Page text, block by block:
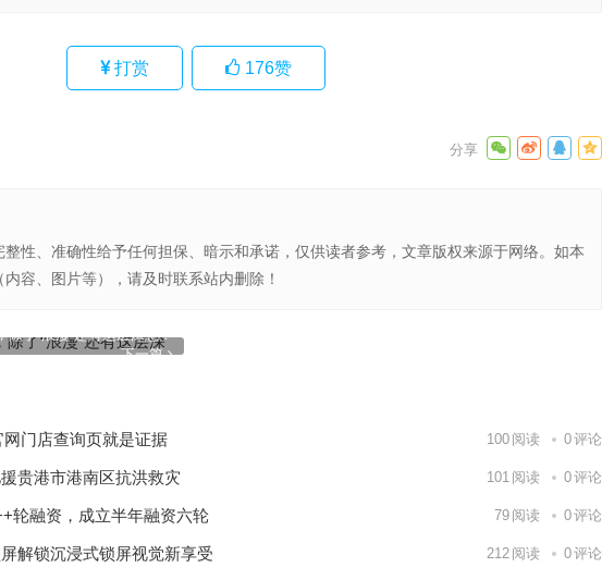
打赏 176赞
性、准确性给予任何担保、暗示和承诺，仅供读者参考，文章版权来源于网络。如本
容、图片等），请及时联系站内删除！
下一篇
了“浪漫”还有这层深意！
门店查询页就是证据 100 阅读 0评论
贵港市港南区抗洪救灾 101 阅读 0评论
轮融资，成立半年融资六轮 79 阅读 0评论
解锁沉浸式锁屏视觉新享受 212 阅读 0评论